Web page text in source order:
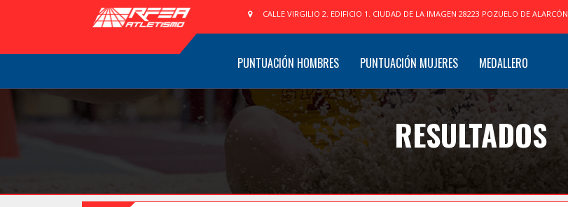
CALLE VIRGILIO 2. EDIFICIO 1. CIUDAD DE LA IMAGEN 28223 POZUELO DE ALARCÓN
PUNTUACIÓN HOMBRES PUNTUACIÓN MUJERES MEDALLERO
RESULTADOS